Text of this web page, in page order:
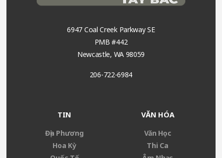
6947 Coal Creek Parkway SE
PMB #442
Newcastle, WA 98059
206-722-6984
TIN
Địa Phương
Hoa Kỳ
VĂN HÓA
Văn Học
Thi Ca